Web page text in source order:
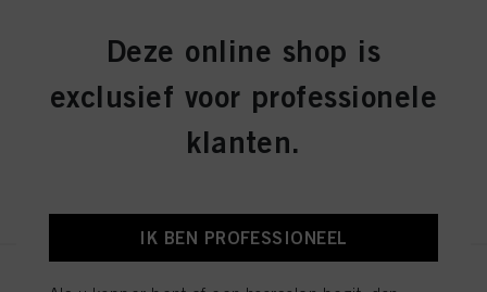
Schwarzkopf Professional Heat
ID-nr. 3045153
Session Label The Coat 300ml
Deze online shop is
exclusief voor professionele
klanten.
IK BEN PROFESSIONEEL